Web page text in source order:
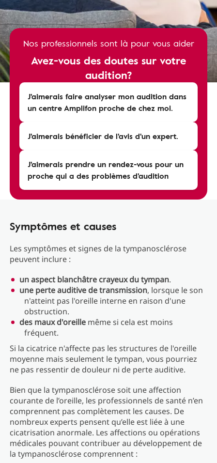
Nos professionnels sont là pour vous aider
Avez-vous des doutes sur votre
audition?
J'aimerais faire analyser mon audition dans
un centre Amplifon proche de chez moi.
J'aimerais bénéficier de l'avis d'un expert.
J'aimerais prendre un rendez-vous pour un
proche qui a des problèmes d'audition
Symptômes et causes
Les symptômes et signes de la tympanosclérose
peuvent inclure :
un aspect blanchâtre crayeux du tympan.
une perte auditive de transmission, lorsque le son
n'atteint pas l'oreille interne en raison d'une
obstruction.
des maux d'oreille même si cela est moins
fréquent.
Si la cicatrice n'affecte pas les structures de l'oreille
moyenne mais seulement le tympan, vous pourriez
ne pas ressentir de douleur ni de perte auditive.
Bien que la tympanosclérose soit une affection
courante de l’oreille, les professionnels de santé n’en
comprennent pas complètement les causes. De
nombreux experts pensent qu’elle est liée à une
cicatrisation anormale. Les affections ou opérations
médicales pouvant contribuer au développement de
la tympanosclérose comprennent :